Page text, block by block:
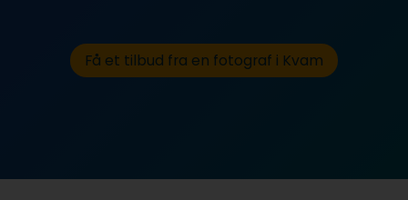
Få et tilbud fra en fotograf i Kvam